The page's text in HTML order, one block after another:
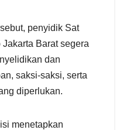
penyidik Sat
Barat segera
dan
saksi-saksi, serta
diperlukan.
menetapkan